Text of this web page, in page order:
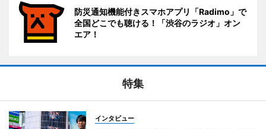
防災通知機能付きスマホアプリ「Radimo」で
全国どこでも聴ける！「渋谷のラジオ」オン
エア！
特集
インタビュー